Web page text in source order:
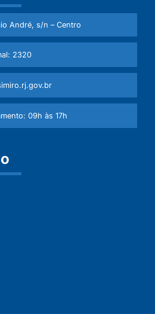
André, s/n – Centro
2320
09h às 17h